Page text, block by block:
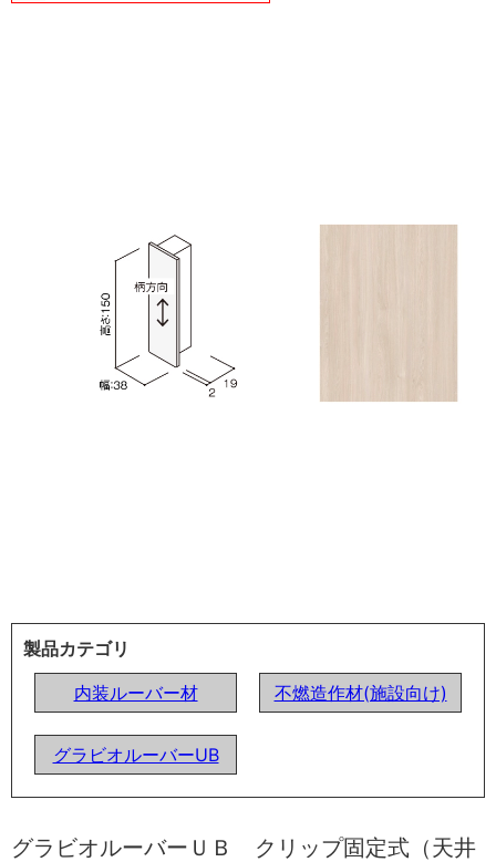
製品カテゴリ
内装ルーバー材
不燃造作材(施設向け)
グラビオルーバーUB
グラビオルーバーＵＢ クリップ固定式（天井